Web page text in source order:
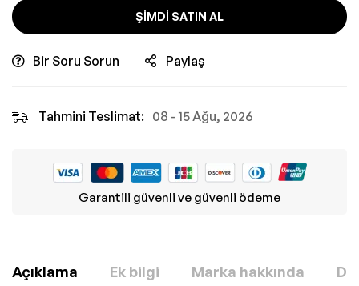
ŞIMDI SATIN AL
Bir Soru Sorun Paylaş
Tahmini Teslimat: 08 - 15 Ağu, 2026
Garantili güvenli ve güvenli ödeme
Açıklama Ek bilgi Marka hakkında